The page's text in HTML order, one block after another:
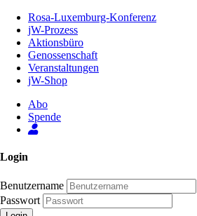
Inhalt
Seite
Rosa-Luxemburg-Konferenz
jW-Prozess
Aktionsbüro
Genossenschaft
Veranstaltungen
jW-Shop
Abo
Spende
Login
Benutzername
Passwort